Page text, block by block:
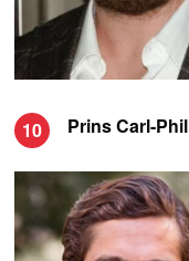
10 Prins Carl-